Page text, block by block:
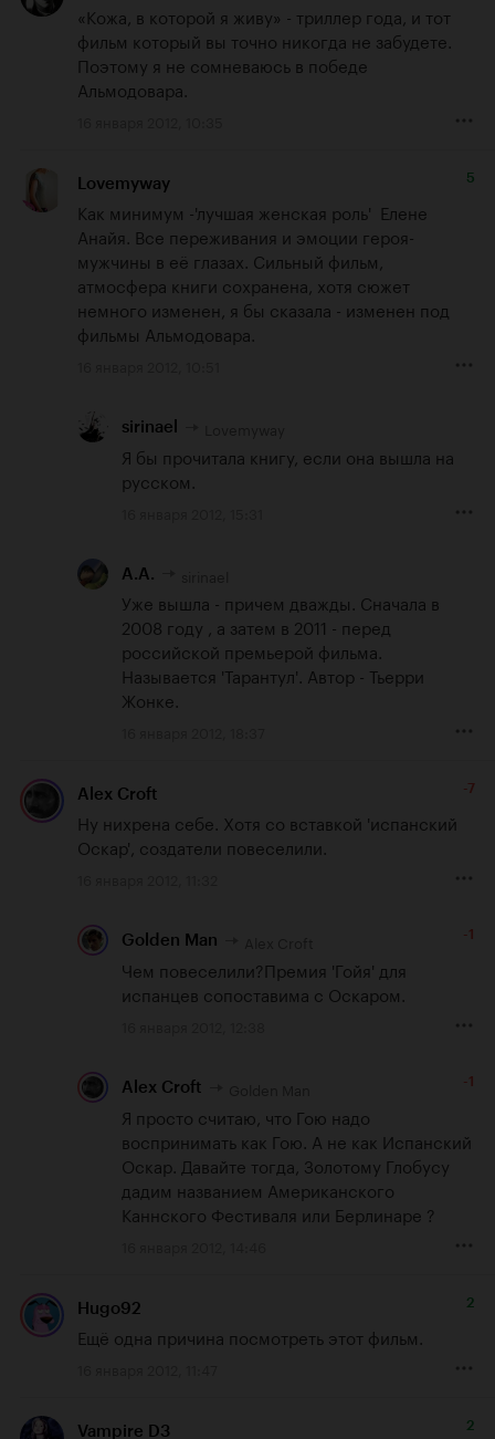
«Кожа, в которой я живу» - триллер года, и тот
фильм который вы точно никогда не забудете.
Поэтому я не сомневаюсь в победе
Альмодовара.
Lovemyway 5
Как минимум -'лучшая женская роль'  Елене
Анайя. Все переживания и эмоции героя-
мужчины в её глазах. Сильный фильм,
атмосфера книги сохранена, хотя сюжет
немного изменен, я бы сказала - изменен под
фильмы Альмодовара.
sirinael
Я бы прочитала книгу, если она вышла на
русском.
A.A.
Уже вышла - причем дважды. Сначала в
2008 году , а затем в 2011 - перед
российской премьерой фильма.
Называется 'Тарантул'. Автор - Тьерри
Жонке.
Alex Croft -7
Ну нихрена себе. Хотя со вставкой 'испанский
Оскар', создатели повеселили.
Golden Man -1
Чем повеселили?Премия 'Гойя' для
испанцев сопоставима с Оскаром.
Alex Croft -1
Я просто считаю, что Гою надо
воспринимать как Гою. А не как Испанский
Оскар. Давайте тогда, Золотому Глобусу
дадим названием Американского
Каннского Фестиваля или Берлинаре ?
Hugo92 2
Ещё одна причина посмотреть этот фильм.
Vampire D3 2